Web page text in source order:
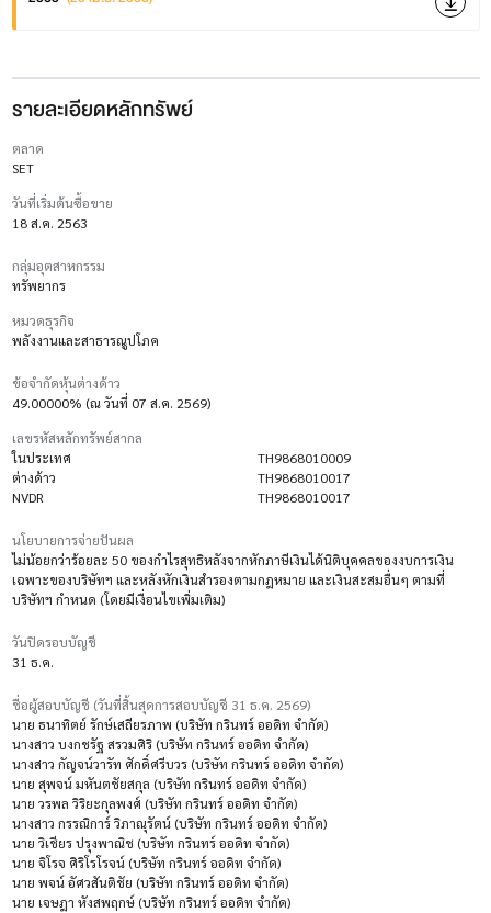
รายละเอียดหลักทรัพย์
ตลาด
SET
วันที่เริ่มต้นซื้อขาย
18 ส.ค. 2563
กลุ่มอุตสาหกรรม
ทรัพยากร
หมวดธุรกิจ
พลังงานและสาธารณูปโภค
ข้อจำกัดหุ้นต่างด้าว
49.00000% (ณ วันที่ 07 ส.ค. 2569)
เลขรหัสหลักทรัพย์สากล
ในประเทศ
TH9868010009
ต่างด้าว
TH9868010017
NVDR
TH9868010017
นโยบายการจ่ายปันผล
ไม่น้อยกว่าร้อยละ 50 ของกำไรสุทธิหลังจากหักภาษีเงินได้นิติบุคคลของงบการเงิน
เฉพาะของบริษัทฯ และหลังหักเงินสำรองตามกฎหมาย และเงินสะสมอื่นๆ ตามที่
บริษัทฯ กำหนด (โดยมีเงื่อนไขเพิ่มเติม)
วันปิดรอบบัญชี
31 ธ.ค.
ชื่อผู้สอบบัญชี (วันที่สิ้นสุดการสอบบัญชี 31 ธ.ค. 2569)
นาย ธนาทิตย์ รักษ์เสถียรภาพ (บริษัท กรินทร์ ออดิท จำกัด)
นางสาว บงกชรัฐ สรวมศิริ (บริษัท กรินทร์ ออดิท จำกัด)
นางสาว กัญจน์วารัท ศักดิ์ศรีบวร (บริษัท กรินทร์ ออดิท จำกัด)
นาย สุพจน์ มหันตชัยสกุล (บริษัท กรินทร์ ออดิท จำกัด)
นาย วรพล วิริยะกุลพงศ์ (บริษัท กรินทร์ ออดิท จำกัด)
นางสาว กรรณิการ์ วิภาณุรัตน์ (บริษัท กรินทร์ ออดิท จำกัด)
นาย วิเชียร ปรุงพาณิช (บริษัท กรินทร์ ออดิท จำกัด)
นาย จิโรจ ศิริโรโรจน์ (บริษัท กรินทร์ ออดิท จำกัด)
นาย พจน์ อัศวสันติชัย (บริษัท กรินทร์ ออดิท จำกัด)
นาย เจษฎา หังสพฤกษ์ (บริษัท กรินทร์ ออดิท จำกัด)